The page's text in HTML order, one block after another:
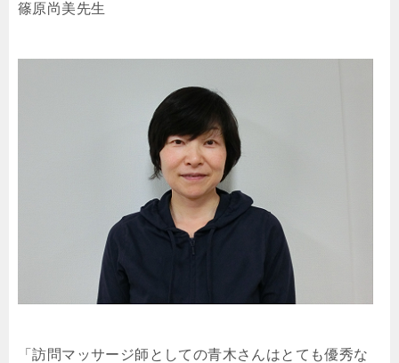
篠原尚美先生
「訪問マッサージ師としての青木さんはとても優秀な